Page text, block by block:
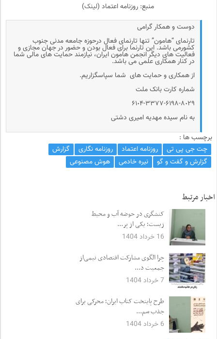
منبع: روزنامه اعتماد (لینک)
دوست و همکار گرامی
تارنمای “هامون” تنها تارنمای فعال درحوزه جامعه مدنی جنوب
کشورمی باشد. این تارنما برای فعال بودن و حضور در جهان مجازی و
فعالیت های دیگر انجمن هامون ایران، نیازمند حمایت های مالی شما
در کنار همکاری علمی می باشد.
از همکاری و حمایت های شما سپاسگزاریم.
شماره کارت بانک ملت
۶۱٠۴-۳۳۷۷-۶۱۹۸-۸٠۲۹
به نام سیده مهدیه امیری دشتی
برچسب ها :
چت جی پی تی
روزنامه اعتماد روزنامه نگاری
گزارش
گزارش و گفت و گو
نیره خادمی هوش مصنوعی
اخبار مرتبط
کنشگری در حوضه آب و محیط
زیست؛ یکی از پر...
16 خرداد 1404
چرا الگوی مشارکت اقتصادی نیمی‌از
جمعیت د...
7 خرداد 1404
طرح پایتخت کتاب ایران؛ محرکی برای
جذب سم...
6 خرداد 1404